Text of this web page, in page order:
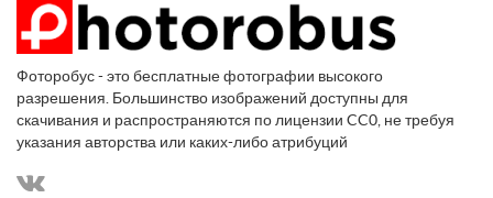
Фоторобус - это бесплатные фотографии высокого
разрешения. Большинство изображений доступны для
скачивания и распространяются по лицензии CC0, не требуя
указания авторства или каких-либо атрибуций